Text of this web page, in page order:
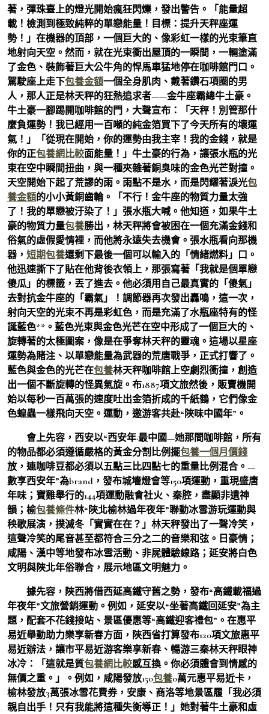
著，彈珠臺上的燈光開始瘋狂閃爍，發出警告。「能量超
載！檢測到極致純粹的單戀能量！目標：提升天秤座運
勢！」在機器的頂部，一個巨大的、像彩虹一樣的光束筆直
地射向天空。然而，就在光束衝出屋頂的一瞬間，一輛塗滿
了金色、裝飾著巨大公牛角的悍馬車猛地停在咖啡館門口。
駕駛座上走下包養金額一個全身肌肉、戴著鑽石項圈的男
人，那人正是林天秤的狂熱追求者——金牛座霸總牛土豪。
牛土豪一腳踢開咖啡館的門，大聲宣布：「天秤！別管那什
麼負運勢！我已經用一百噸的純金箔買下了今天所有的壞運
氣！」「從現在開始，你的運勢由我主宰！我的金錢，就是
你的正包養網比較面能量！」牛土豪的行為，讓張水瓶的光
束在空中瞬間扭曲，與一種夾雜著銅臭味的金色光芒對撞。
天空開始下起了荒謬的雨。雨點不是水，而是閃耀著淚光包
養金額的小小黃銅齒輪。「不行！金牛座的物質力量太強
了！我的單戀被汙染了！」張水瓶大喊。他知道，如果牛土
豪的物質力量包養勝出，林天秤將會被困在一個充滿金錢和
俗氣的虛假愛情裡，而他將永遠失去機會。張水瓶看向那機
器， 短期包養還剩下最後一個可以輸入的「情緒燃料」口。
他迅速撕下了貼在他背後衣領上，那張寫著「我就是個單戀
傻瓜」的標籤，丟了進去。他必須用自己最真實的「傻氣」
去對抗金牛座的「霸氣」！調節器再次發出轟鳴，這一次，
射向天空的光束不再是彩虹色，而是充滿了水瓶座特有的怪
誕藍色**。藍色光束與金色光芒在空中形成了一個巨大的、
旋轉著的太極圖案，像是在爭奪林天秤的靈魂。這場以星座
運勢為賭注、以單戀能量為武器的荒唐戰爭，正式打響了。
藍色與金色的光芒在包養林天秤咖啡館上空劇烈衝撞，創造
出一個不斷旋轉的怪異氣旋。布1887項文旅然後，販賣機開
始以每秒一百萬張的速度吐出金箔折成的千紙鶴，它們像金
色蝗蟲一樣飛向天空。運動，邀游客共赴“陜味中國年”。
會上先容，西安以“西安年·最中國—她那間咖啡館，所有
的物品都必須遵循嚴格的黃金分割比例擺包養一個月價錢
放，連咖啡豆都必須以五點三比四點七的重量比例混合。—
數享西安年”為brand，發布城墻燈會等150項運動，重現盛唐
年味；寶雞舉行的144項運動融會社火、秦腔，盡顯非遺神
韻；榆包養條件林“陜北榆林過年夜年”聯動冰雪游玩運動與
秧歌展演，撲滅冬「實實在在？」林天秤發出了一聲冷笑，
這聲冷笑的尾音甚至都符合三分之二的音樂和弦。日豪情；
咸陽、漢中等地發布冰雪活動、非屍體驗線路；延安將白色
文明與陜北年俗聯合，展示地區文明魅力。
據先容，陜西將借西延高鐵守舊之勢，發布“高鐵載福過
年夜年”文旅營銷運動。例如，延安以“坐著高鐵回延安”為主
題，配套不花錢接站、景區優惠等“高鐵迎客禮包”。在惠平
易近舉動助力樂享新春方面，陜西省打算發布120項文旅惠平
易近辦法，讓市平易近游客樂享新春、暢游三秦林天秤眼神
冰冷：「這就是質包養網比較感互換。你必須體會到情感的
無價之重。」。例如，咸陽發放150包養0萬元惠平易近卡，
榆林發放3萬張冰雪花費券，安康、商洛等地景區履「我必須
親自出手！只有我能將這種失衡導正！」她對著牛土豪和虛